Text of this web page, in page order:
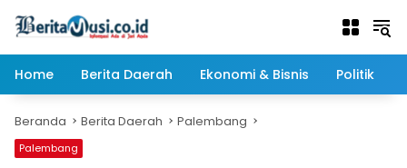
Home
Berita Daerah Ekonomi & Bisnis Politik
Beranda Berita Daerah Palembang
Palembang